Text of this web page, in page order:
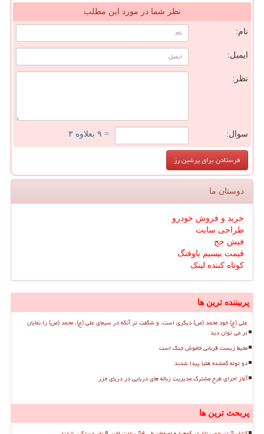
نظر شما در مورد این مطلب
نام:
ایمیل:
نظر:
سوال: = ۹ بعلاوه ۳
دوستان ما
خرید و فروش خودرو
طراحی سایت
فیش حج
قیمت بیسیم باوفنگ
کوتاه کننده لینک
پربیننده ترین ها
علی (ع) خود محمد (ص) دیگری است، و شگفت تر آنکه در سیمای علی (ع)، محمد (ص) را نمایان
تر می توان دید
محیط زیست قربانی خاموش جنگ است
دو توله گمشده هلیا پیدا شدند
آغاز اجرای طرح مشترک مدیریت زباله های دریایی در دریای خزر
پربحث ترین ها